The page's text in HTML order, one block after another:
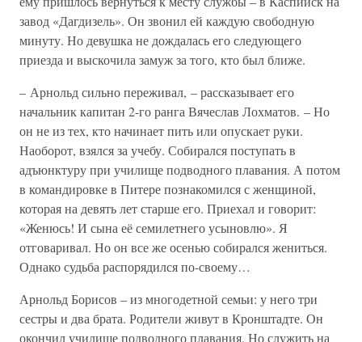
завод «Дагдизель». Он звонил ей каждую свободную
минуту. Но девушка не дождалась его следующего
приезда и выскочила замуж за того, кто был ближе.
– Арнольд сильно переживал, – рассказывает его
начальник капитан 2-го ранга Вячеслав Лохматов. – Но
он не из тех, кто начинает пить или опускает руки.
Наоборот, взялся за учебу. Собирался поступать в
адъюнктуру при училище подводного плавания. А потом
в командировке в Питере познакомился с женщиной,
которая на девять лет старше его. Приехал и говорит:
«Женюсь! И сына её семилетнего усыновлю». Я
отговаривал. Но он все же осенью собирался жениться.
Однако судьба распорядился по-своему…
Арнольд Борисов – из многодетной семьи: у него три
сестры и два брата. Родители живут в Кронштадте. Он
окончил училище подводного плавания. Но служить на